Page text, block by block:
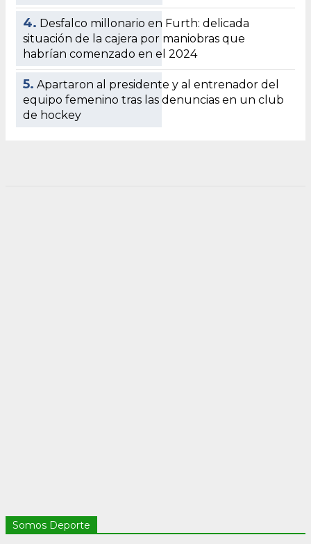
4. Desfalco millonario en Furth: delicada
situación de la cajera por maniobras que
habrían comenzado en el 2024
5. Apartaron al presidente y al entrenador del
equipo femenino tras las denuncias en un club
de hockey